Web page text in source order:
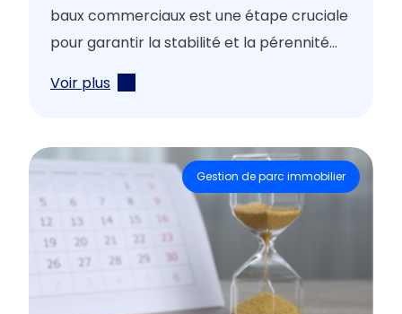
baux commerciaux est une étape cruciale
pour garantir la stabilité et la pérennité...
Voir plus
Gestion de parc immobilier